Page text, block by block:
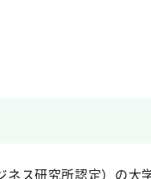
ス研究所認定）の大